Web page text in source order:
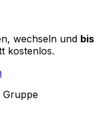
wechseln und bis
kostenlos.
Gruppe